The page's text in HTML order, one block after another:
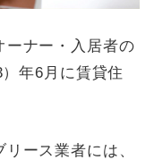
ーナー・入居者の
年6月に賃貸住
ース業者には、